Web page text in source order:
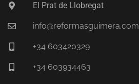
El Prat de Llobregat
info@reformasguimera.com
+34 603420329
+34 603934463